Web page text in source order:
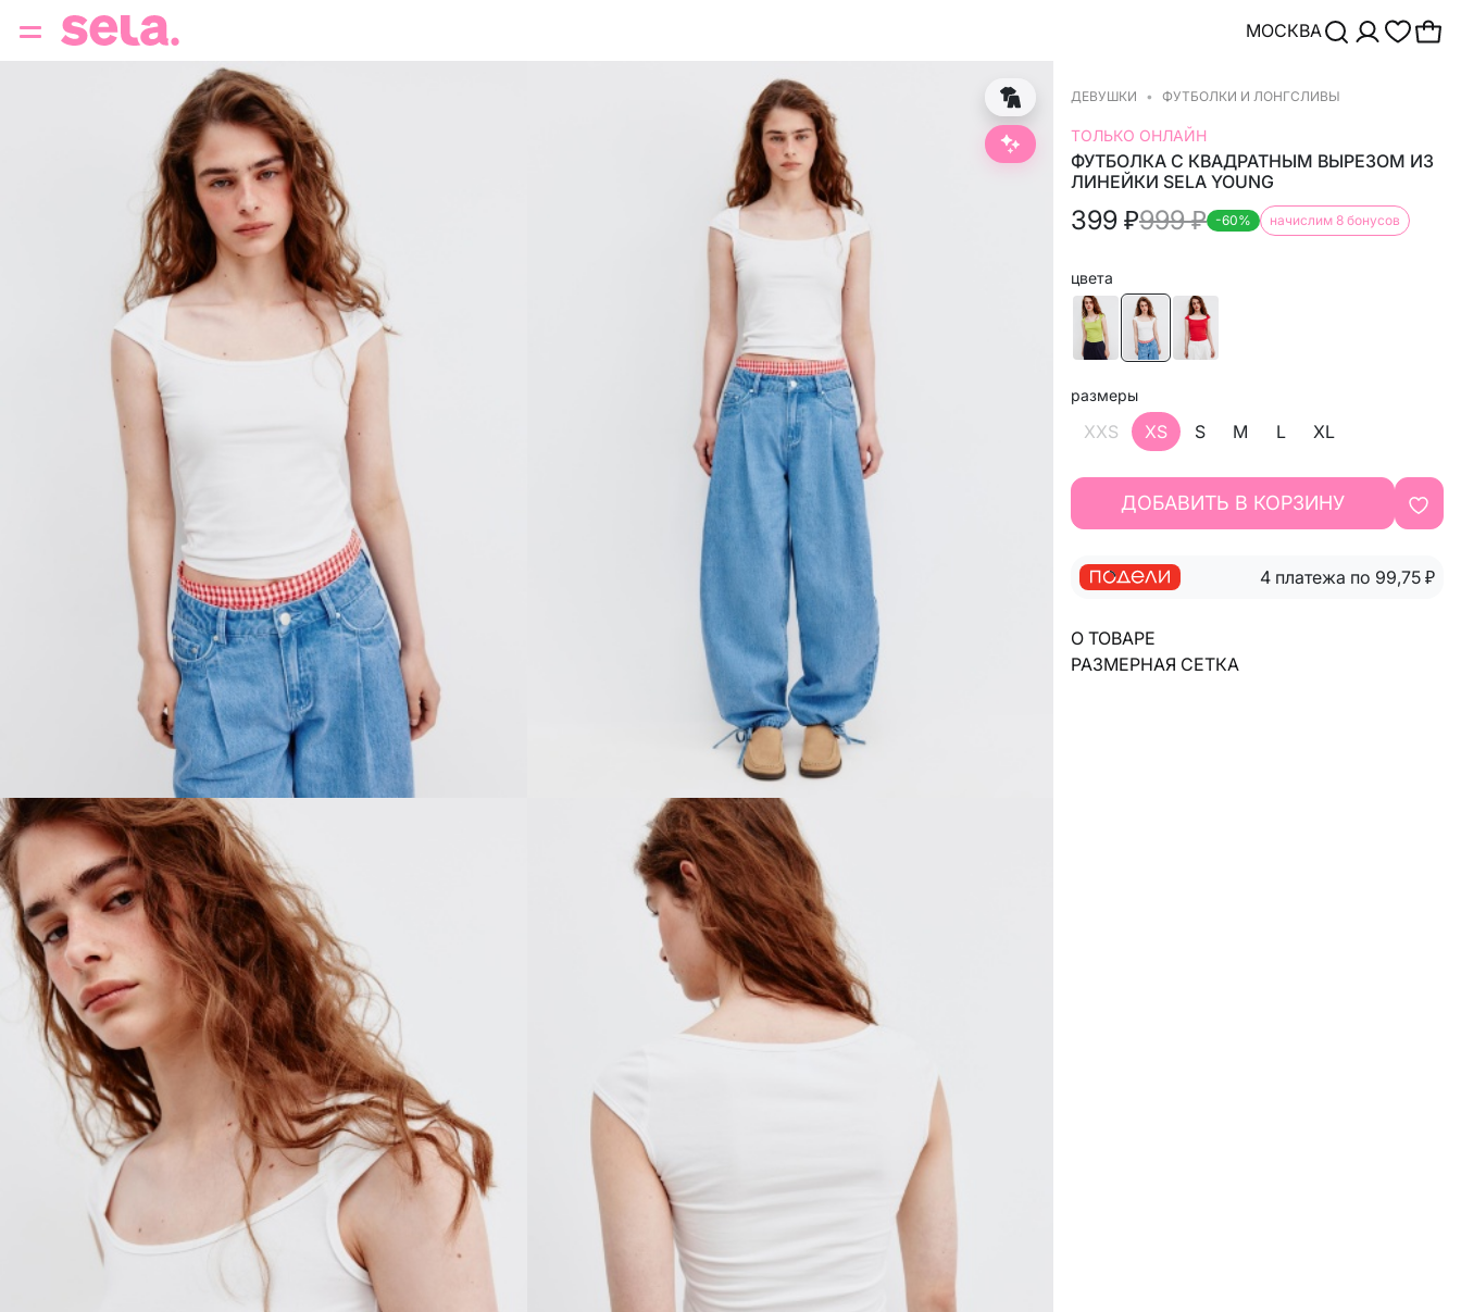
МОСКВА
популярные запросы
ДевушкиМужчиныДетиДом
АРХИТЕКТУРА ОБРАЗА
THE ‘90S. OFFICE
АКСЕССУАРЫ
ПРИМЕРИТЬ ОНЛАЙН
SELA × ЧЕБУРАШКА
БОЛЬШИЕ РАЗМЕРЫ
НАТУРАЛЬНЫЕ ТКАНИ
СКОРО В ПРОДАЖЕ
РАСПРОДАЖА ДО -60%
ПОДАРОЧНЫЕ СЕРТИФИКАТЫ
КЛУБ 12:00
HELLO, ТРОПИКИ
НОВИНКИ
ОДЕЖДА
АКСЕССУАРЫ
SELA × МАЛЕНЬКИЙ ПРИНЦ новое
ПРИМЕРИТЬ ОНЛАЙН
SELA × HELLO KITTY
ДЕНИМ
СКОРО В ПРОДАЖЕ
РАСПРОДАЖА ДО -60%
ЛУКБУКИ
ПОДАРОЧНЫЕ СЕРТИФИКАТЫ
НА СЛУЧАЙ ПОНЕДЕЛЬНИКА
КОНСТРУКТОР ГАРДЕРОБА
ДЕВУШКИ ФУТБОЛКИ И ЛОНГСЛИВЫ
ТОЛЬКО ОНЛАЙН
ФУТБОЛКА С КВАДРАТНЫМ ВЫРЕЗОМ ИЗ
ЛИНЕЙКИ SELA YOUNG
399 ₽999₽ -60% начислим 8 бонусов
цвета
размеры
XXS XS S M L XL
ДОБАВИТЬ В КОРЗИНУ
4 платежа по 99,75 ₽
О ТОВАРЕ
РАЗМЕРНАЯ СЕТКА